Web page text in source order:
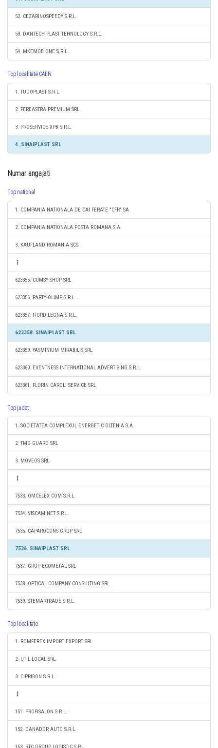
52. CEZARINOSPEEDY S.R.L.
53. DANTECH PLAST TEHNOLOGY S.R.L.
54. MKEMOB ONE S.R.L.
Top localitate CAEN
1. TUDOPLAST S.R.L.
2. FEREASTRA PREMIUM SRL
3. PROSERVICE XPB S.R.L.
4. SINAIPLAST SRL
Numar angajati
Top national
1. COMPANIA NATIONALA DE CAI FERATE "CFR" SA
2. COMPANIA NATIONALA POSTA ROMANA S.A.
3. KAUFLAND ROMANIA SCS
623355. COMSY SHOP SRL
623356. PARTY-OLIMP S.R.L.
623357. FIORDILEGNA S.R.L.
623358. SINAIPLAST SRL
623359. YASMINIUM MIRABILIS SRL
623360. EVENTNESS INTERNATIONAL ADVERTISING S.R.L.
623361. FLORIN CAROLI SERVICE SRL
Top judet
1. SOCIETATEA COMPLEXUL ENERGETIC OLTENIA S.A.
2. TMG GUARD SRL
3. MOVEOS SRL
7533. OMCELEX COM S.R.L.
7534. VISCAMINET S.R.L.
7535. CAPAROCONS GRUP SRL
7536. SINAIPLAST SRL
7537. GRUP ECOMETAL SRL
7538. OPTICAL COMPANY CONSULTING SRL
7539. STEMARTRADE S.R.L.
Top localitate
1. ROMFEREX IMPORT EXPORT SRL
2. UTIL LOCAL SRL
3. CIPRIBON S.R.L.
151. PROFISALON S.R.L.
152. OANADOR AUTO S.R.L.